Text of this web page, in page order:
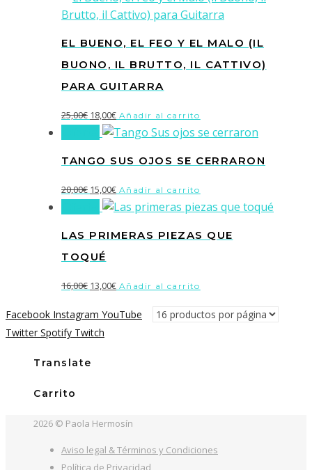
EL BUENO, EL FEO Y EL MALO (IL
BUONO, IL BRUTTO, IL CATTIVO)
PARA GUITARRA
25,00€ El
precio
era:
18,00€El
precio
es:
Añadir al carrito
TANGO SUS OJOS SE CERRARON
20,00€ El
precio
era:
20,00€.
15,00€El
precio
es:
Añadir al carrito
LAS PRIMERAS PIEZAS QUE
TOQUÉ
16,00€ El
original
era:
13,00€El
actual
Añadir al carrito
Facebook Instagram YouTube
Twitter Spotify Twitch
Translate
Carrito
2026 © Paola Hermosín
Aviso legal & Términos y Condiciones